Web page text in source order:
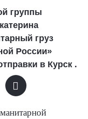
группы
груз
России»
в Курск .